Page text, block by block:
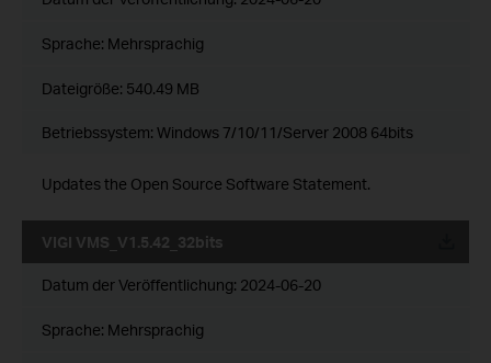
Sprache: Mehrsprachig
Dateigröße: 540.49 MB
Betriebssystem: Windows 7/10/11/Server 2008 64bits
Updates the Open Source Software Statement.
VIGI VMS_V1.5.42_32bits
Datum der Veröffentlichung: 2024-06-20
Sprache: Mehrsprachig